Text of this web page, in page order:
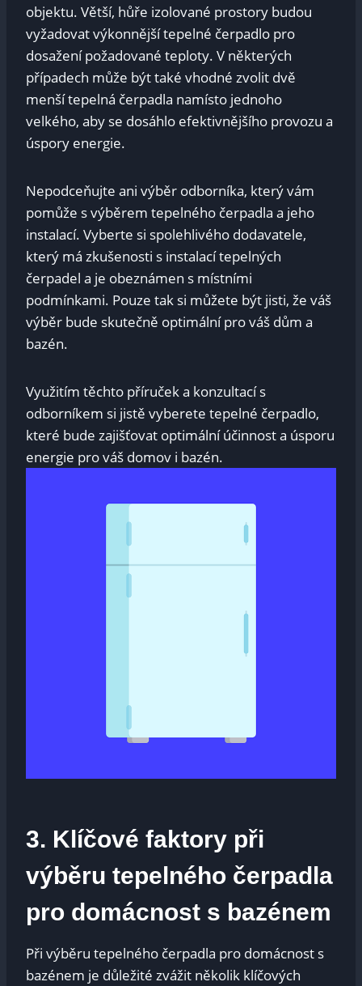
objektu. Větší, ⁤hůře ⁣izolované ‌prostory budou
vyžadovat výkonnější tepelné⁣ čerpadlo pro
dosažení požadované teploty. V některých
případech ‌může být také vhodné zvolit dvě
menší‌ tepelná čerpadla namísto jednoho
‍velkého,⁢ aby ⁣se dosáhlo efektivnějšího⁤ provozu ⁣a
úspory energie.
Nepodceňujte ani výběr odborníka, který vám
pomůže ‍s výběrem tepelného čerpadla a jeho
instalací. Vyberte si spolehlivého dodavatele,​
který​ má zkušenosti s instalací tepelných
čerpadel a je ​obeznámen s místními
podmínkami. ​Pouze ⁤tak si můžete být jisti, že váš
výběr bude skutečně​ optimální pro váš dům⁣ a
bazén.
Využitím těchto příruček a ⁤konzultací s
odborníkem ⁤si jistě vyberete⁢ tepelné ‌čerpadlo,
které bude zajišťovat optimální⁢ účinnost a úsporu
energie pro váš domov ​i bazén.
3. Klíčové faktory při⁣
výběru tepelného čerpadla
pro⁤ domácnost s bazénem
Při výběru tepelného⁢ čerpadla pro ‌domácnost s
⁢bazénem je⁣ důležité zvážit několik klíčových